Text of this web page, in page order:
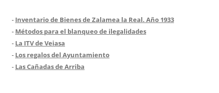
- Inventario de Bienes de Zalamea la Real. Año 1933
- Métodos para el blanqueo de ilegalidades
- La ITV de Veiasa
- Los regalos del Ayuntamiento
- Las Cañadas de Arriba